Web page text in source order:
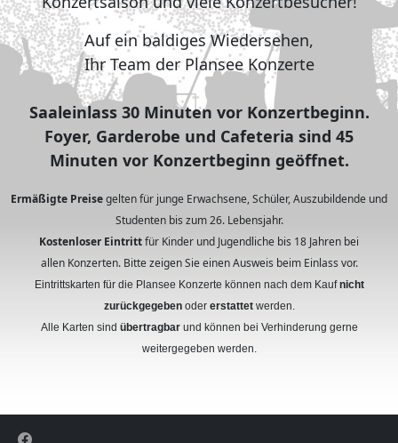
Auf ein baldiges Wiedersehen,
Ihr Team der Plansee Konzerte
Saaleinlass 30 Minuten vor Konzertbeginn.
Foyer, Garderobe und Cafeteria sind 45
Minuten vor Konzertbeginn geöffnet.
Ermäßigte Preisegelten für junge Erwachsene, Schüler, Auszubildende und
Studenten bis zum 26. Lebensjahr.
Kostenloser Eintrittfür Kinder und Jugendliche bis 18 Jahren bei
allen Konzerten. Bitte zeigen Sie einen Ausweis beim Einlass vor.
Eintrittskarten für die Plansee Konzerte können nach dem Kaufnicht
zurückgegebenoder erstattetwerden.
Alle Karten sind übertragbarund können bei Verhinderung gerne
weitergegeben werden.